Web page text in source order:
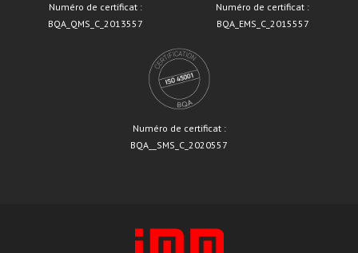
Numéro de certificat :
BQA_QMS_C_2013557
Numéro de certificat :
BQA_EMS_C_2015557
Numéro de certificat :
BQA__SMS_C_2020557